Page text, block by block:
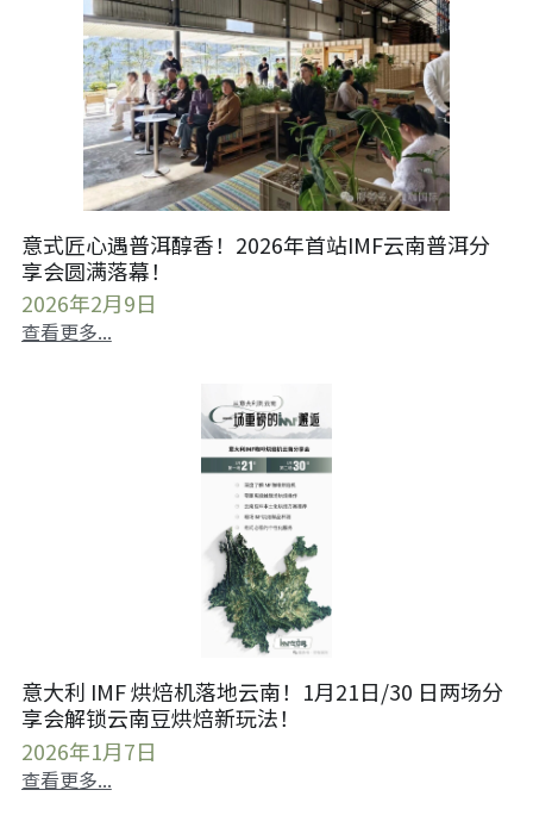
意式匠心遇普洱醇香！2026年首站IMF云南普洱分
享会圆满落幕！
2026年2月9日
查看更多...
意大利 IMF 烘焙机落地云南！1月21日/30 日两场分
享会解锁云南豆烘焙新玩法！
2026年1月7日
查看更多...